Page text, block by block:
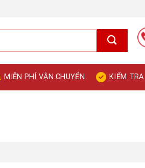
MIỄN PHÍ VẬN CHUYỂN KIỂM